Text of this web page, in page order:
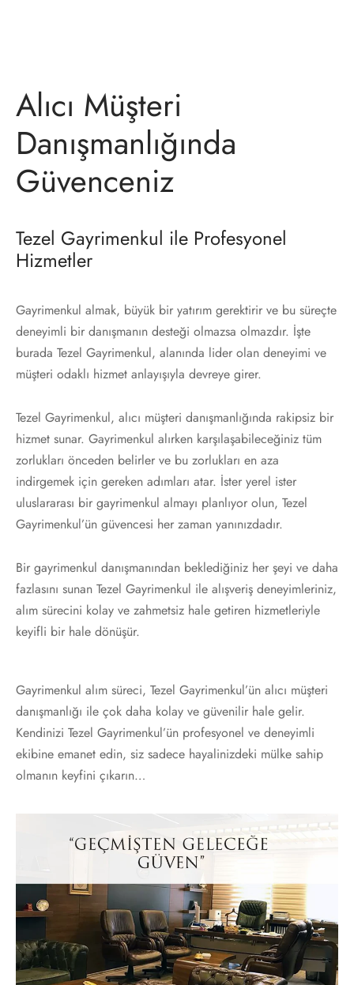
Alıcı Müşteri
Danışmanlığında
Güvenceniz
Tezel Gayrimenkul ile Profesyonel
Hizmetler
Gayrimenkul almak, büyük bir yatırım gerektirir ve bu süreçte
deneyimli bir danışmanın desteği olmazsa olmazdır. İşte
burada Tezel Gayrimenkul, alanında lider olan deneyimi ve
müşteri odaklı hizmet anlayışıyla devreye girer.
Tezel Gayrimenkul, alıcı müşteri danışmanlığında rakipsiz bir
hizmet sunar. Gayrimenkul alırken karşılaşabileceğiniz tüm
zorlukları önceden belirler ve bu zorlukları en aza
indirgemek için gereken adımları atar. İster yerel ister
uluslararası bir gayrimenkul almayı planlıyor olun, Tezel
Gayrimenkul’ün güvencesi her zaman yanınızdadır.
Bir gayrimenkul danışmanından beklediğiniz her şeyi ve daha
fazlasını sunan Tezel Gayrimenkul ile alışveriş deneyimleriniz,
alım sürecini kolay ve zahmetsiz hale getiren hizmetleriyle
keyifli bir hale dönüşür.
Gayrimenkul alım süreci, Tezel Gayrimenkul’ün alıcı müşteri
danışmanlığı ile çok daha kolay ve güvenilir hale gelir.
Kendinizi Tezel Gayrimenkul’ün profesyonel ve deneyimli
ekibine emanet edin, siz sadece hayalinizdeki mülke sahip
olmanın keyfini çıkarın…